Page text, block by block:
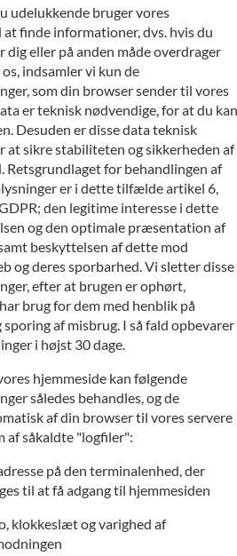
udelukkende bruger vores
finde informationer, dvs. hvis du
dig eller på anden måde overdrager
indsamler vi kun de
som din browser sender til vores
er teknisk nødvendige, for at du kan
Desuden er disse data teknisk
at sikre stabiliteten og sikkerheden af
Retsgrundlaget for behandlingen af
er i dette tilfælde artikel 6,
den legitime interesse i dette
og den optimale præsentation af
beskyttelsen af dette mod
og deres sporbarhed. Vi sletter disse
efter at brugen er ophørt,
brug for dem med henblik på
af misbrug. I så fald opbevarer
i højst 30 dage.
hjemmeside kan følgende
således behandles, og de
af din browser til vores servere
af såkaldte "logfiler":
på den terminalenhed, der
til at få adgang til hjemmesiden
klokkeslæt og varighed af